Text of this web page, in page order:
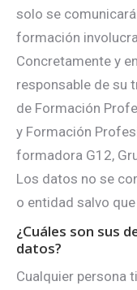
solo se
formación
Concretamente y
responsable de su
de Formación
y Formación
formadora G12,
Los datos no se
o entidad salvo
¿Cuáles son sus
datos?
Cualquier persona